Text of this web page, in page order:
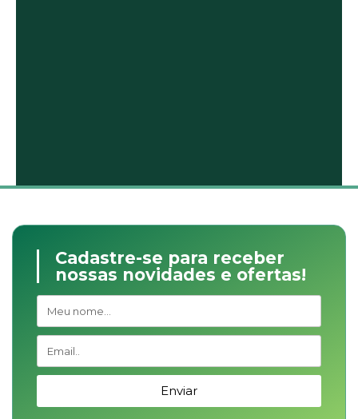
Cadastre-se para receber
nossas novidades e ofertas!
Enviar